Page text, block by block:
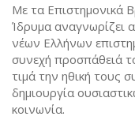
Με τα Επιστημονικά
Ίδρυμα αναγνωρίζει
νέων Ελλήνων
συνεχή προσπάθειά
τιμά την ηθική τους
δημιουργία
κοινωνία.